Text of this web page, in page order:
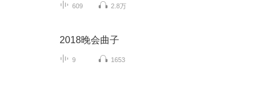
609 2.8万
2018晚会曲子
9 1653